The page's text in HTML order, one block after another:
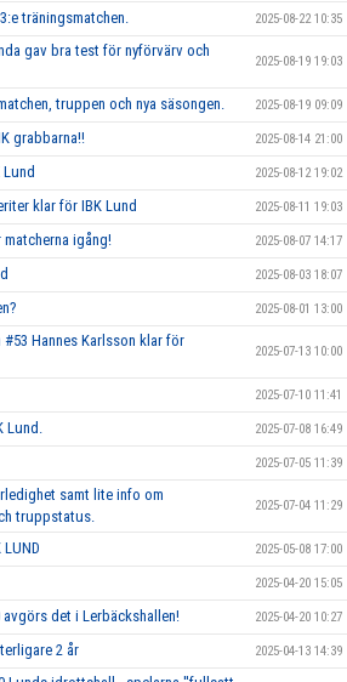
träningsmatchen. 2025-08-22 10:35
gav bra test för nyförvärv och
2025-08-19 19:03
truppen och nya säsongen. 2025-08-19 09:09
grabbarna!! 2025-08-14 21:00
2025-08-12 19:02
klar för IBK Lund 2025-08-11 19:03
igång! 2025-08-07 14:17
2025-08-03 18:07
2025-08-01 13:00
Hannes Karlsson klar för
2025-07-13 10:00
2025-07-10 11:41
Lund. 2025-07-08 16:49
2025-07-05 11:39
samt lite info om
truppstatus.
2025-07-04 11:29
LUND 2025-05-08 17:00
2025-04-20 15:05
det i Lerbäckshallen! 2025-04-20 10:27
2 år 2025-04-13 14:39